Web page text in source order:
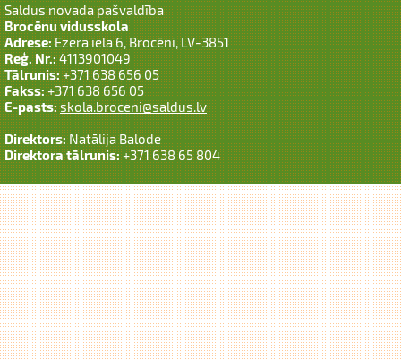
Saldus novada pašvaldība
Brocēnu vidusskola
Adrese:Ezera iela 6, Brocēni, LV-3851
Reģ. Nr.:4113901049
Tālrunis:+371 638 656 05
Fakss:+371 638 656 05
E-pasts:skola.broceni@saldus.lv
Direktors:Natālija Balode
Direktora tālrunis:+371 638 65 804